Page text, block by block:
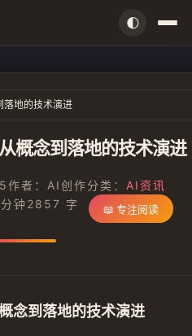
🌓
落地的技术演进
概念到落地的技术演进
作者：AI创作分类： AI资讯
钟 2857 字 📖 专注阅读
念到落地的技术演进